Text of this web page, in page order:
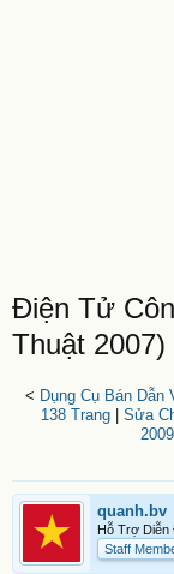
Điện Tử
Thuật
< Dụng Cụ Bán Dẫn
138 Trang| Sửa
quanh.bv
Hỗ Trợ Diễn
Staff